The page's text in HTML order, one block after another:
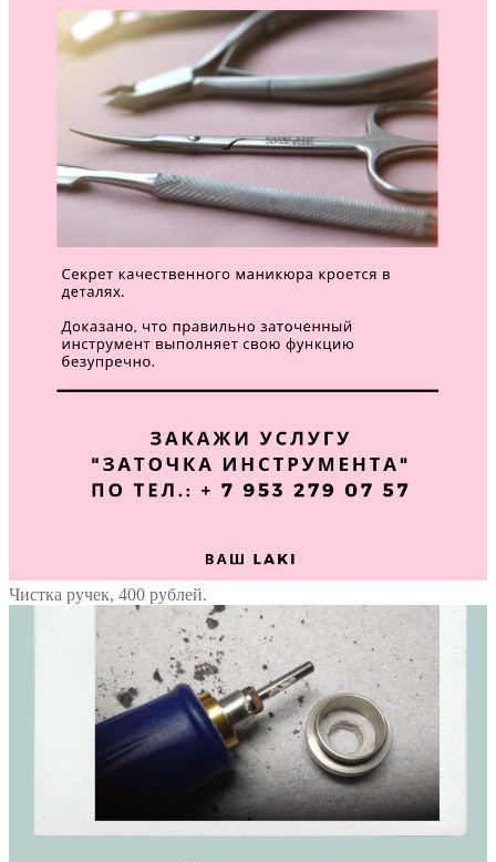
Чистка ручек, 400 рублей.